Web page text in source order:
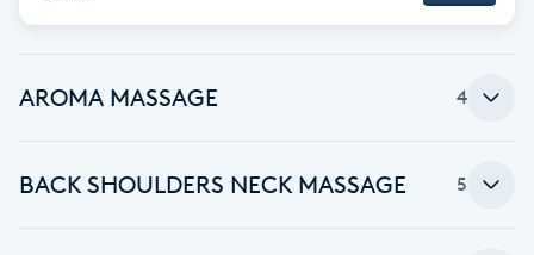
Bottenfärg
Brynfärgning
AROMA MASSAGE 4
BACK SHOULDERS NECK MASSAGE 5